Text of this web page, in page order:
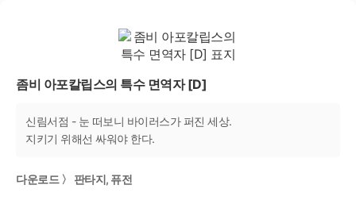
좀비 아포칼립스의 특수 면역자 [D]
신림서점 - 눈 떠보니 바이러스가 퍼진 세상.
지키기 위해선 싸워야 한다.
다운로드 〉 판타지, 퓨전